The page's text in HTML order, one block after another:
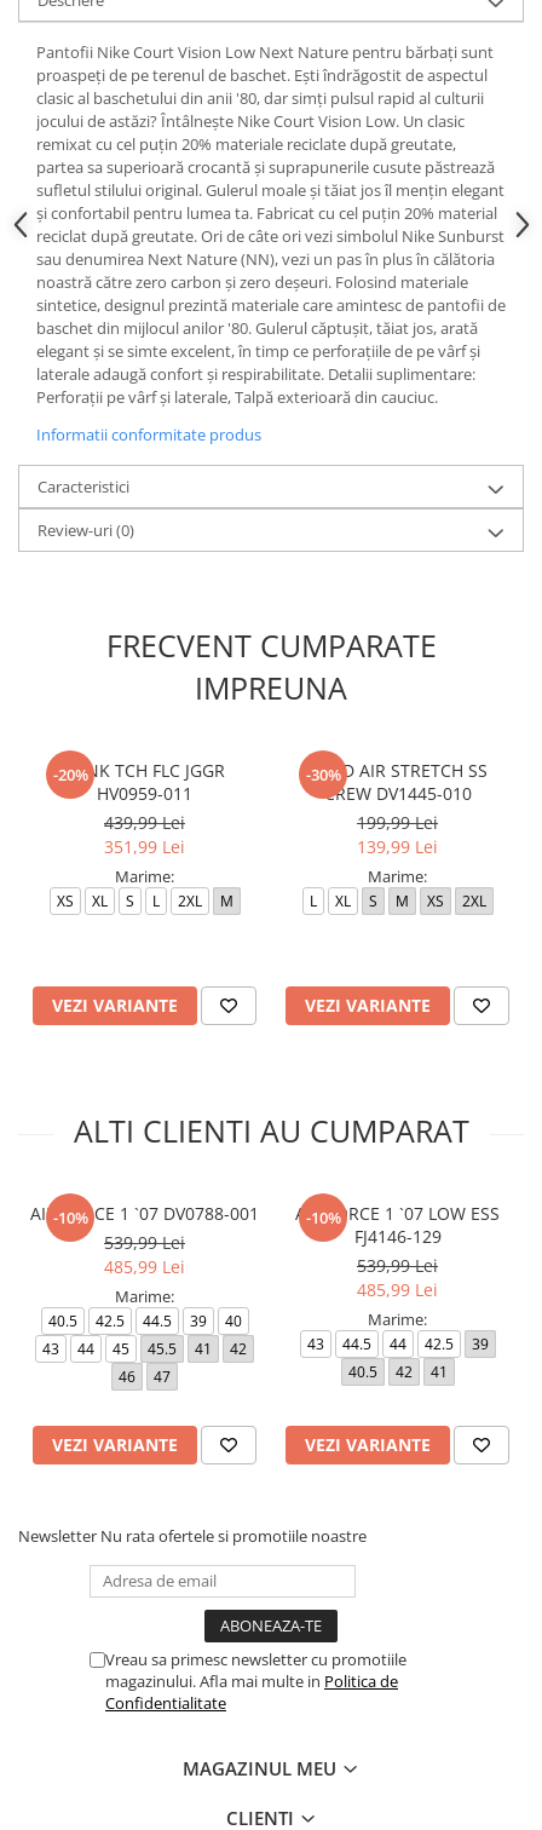
Pantofii Nike Court Vision Low Next Nature pentru bărbați sunt
proaspeți de pe terenul de baschet. Ești îndrăgostit de aspectul
clasic al baschetului din anii '80, dar simți pulsul rapid al culturii
jocului de astăzi? Întâlnește Nike Court Vision Low. Un clasic
remixat cu cel puțin 20% materiale reciclate după greutate,
partea sa superioară crocantă și suprapunerile cusute păstrează
sufletul stilului original. Gulerul moale și tăiat jos îl mențin elegant
și confortabil pentru lumea ta. Fabricat cu cel puțin 20% material
reciclat după greutate. Ori de câte ori vezi simbolul Nike Sunburst
sau denumirea Next Nature (NN), vezi un pas în plus în călătoria
noastră către zero carbon și zero deșeuri. Folosind materiale
sintetice, designul prezintă materiale care amintesc de pantofii de
baschet din mijlocul anilor '80. Gulerul căptușit, tăiat jos, arată
elegant și se simte excelent, în timp ce perforațiile de pe vârf și
laterale adaugă confort și respirabilitate. Detalii suplimentare:
Perforații pe vârf și laterale, Talpă exterioară din cauciuc.
Informatii conformitate produs
Caracteristici
Review-uri(0)
FRECVENT CUMPARATE
IMPREUNA
-20%
M NK TCH FLC JGGR
HV0959-011
439,99 Lei
351,99 Lei
Marime:
XS XL S L 2XL M
VEZI VARIANTE
-30%
M J JD AIR STRETCH SS
CREW DV1445-010
199,99 Lei
139,99 Lei
Marime:
L XL S M XS 2XL
VEZI VARIANTE
ALTI CLIENTI AU CUMPARAT
-10%
AIR FORCE 1 `07 DV0788-001
539,99 Lei
485,99 Lei
Marime:
40.5 42.5 44.5 39
40
43
44 45 45.5 41
42
46
47
VEZI VARIANTE
-10%
AIR FORCE 1 `07 LOW ESS
FJ4146-129
539,99 Lei
485,99 Lei
Marime:
43 44.5 44 42.5
39
40.5
42 41
VEZI VARIANTE
Newsletter Nu rata ofertele si promotiile noastre
Vreau sa primesc newsletter cu promotiile
magazinului. Afla mai multe in Politica de
Confidentialitate
MAGAZINUL MEU
CLIENTI